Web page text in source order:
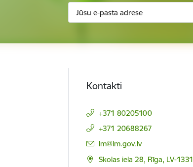
Kontakti
+371 80205100
+371 20688267
E-pasts:
lm@lm.gov.lv
Skolas iela 28, Rīga, LV-1331